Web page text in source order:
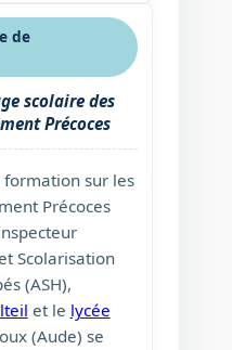
de
scolaire des
Précoces
formation sur les
Précoces
Scolarisation
(ASH),
et le lycée
(Aude) se